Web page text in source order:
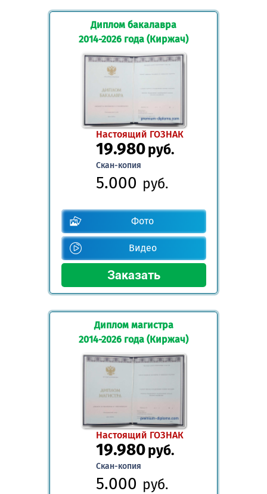
Диплом бакалавра
2014-2026 года (Киржач)
Настоящий ГОЗНАК
19.980руб.
Скан-копия
5.000 руб.
Фото
Видео
Диплом магистра
2014-2026 года (Киржач)
Настоящий ГОЗНАК
19.980руб.
Скан-копия
5.000 руб.